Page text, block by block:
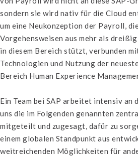
sondern sie wird nativ für die Cloud
um eine Neukonzeption der Payroll,
Vorgehensweisen aus mehr als
in diesem Bereich stützt, verbunden
Technologien und Nutzung der
Bereich Human Experience
Ein Team bei SAP arbeitet intensiv an
uns die im Folgenden genannten
mitgeteilt und zugesagt, dafür zu
einem globalen Standpunkt aus
weitreichenden Möglichkeiten für